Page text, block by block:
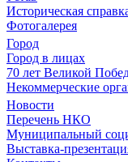
Историческая
Фотогалерея
Город
Город в лицах
70 лет Великой
Некоммерческие
Новости
Перечень НКО
Муниципальный
Выставка-